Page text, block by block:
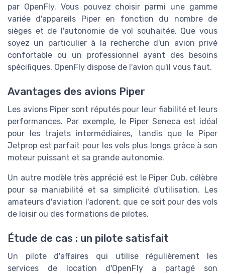
par OpenFly. Vous pouvez choisir parmi une gamme
variée d'appareils Piper en fonction du nombre de
sièges et de l'autonomie de vol souhaitée. Que vous
soyez un particulier à la recherche d'un avion privé
confortable ou un professionnel ayant des besoins
spécifiques, OpenFly dispose de l'avion qu'il vous faut.
Avantages des avions Piper
Les avions Piper sont réputés pour leur fiabilité et leurs
performances. Par exemple, le Piper Seneca est idéal
pour les trajets intermédiaires, tandis que le Piper
Jetprop est parfait pour les vols plus longs grâce à son
moteur puissant et sa grande autonomie.
Un autre modèle très apprécié est le Piper Cub, célèbre
pour sa maniabilité et sa simplicité d'utilisation. Les
amateurs d'aviation l'adorent, que ce soit pour des vols
de loisir ou des formations de pilotes.
Étude de cas : un pilote satisfait
Un pilote d'affaires qui utilise régulièrement les
services de location d'OpenFly a partagé son